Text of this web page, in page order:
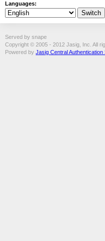
Languages:
Served by snape
Copyright © 2005 - 2012 Jasig, Inc. All
Powered by Jasig Central Authentication